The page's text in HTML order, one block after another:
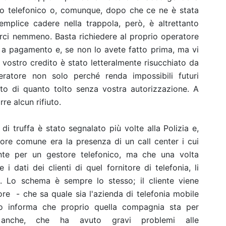
telefonico o, comunque, dopo che ce ne è stata
cadere nella trappola, però, è altrettanto
nemmeno. Basta richiedere al proprio operatore
pagamento e, se non lo avete fatto prima, ma vi
credito è stato letteralmente risucchiato da
non solo perché renda impossibili futuri
di quanto tolto senza vostra autorizzazione. A
alcun rifiuto.
truffa è stato segnalato più volte alla Polizia e,
comune era la presenza di un call center i cui
per un gestore telefonico, ma che una volta
i dati dei clienti di quel fornitore di telefonia, li
schema è sempre lo stesso; il cliente viene
- che sa quale sia l'azienda di telefonia mobile
che proprio quella compagnia sta per
che ha avuto gravi problemi alle